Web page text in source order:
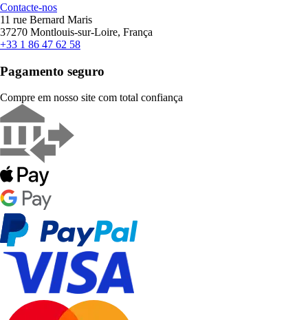
Contacte-nos
11 rue Bernard Maris
37270 Montlouis-sur-Loire, França
+33 1 86 47 62 58
Pagamento seguro
Compre em nosso site com total confiança